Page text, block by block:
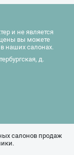
и не является
вы можете
наших салонах.
д.
салонов продаж